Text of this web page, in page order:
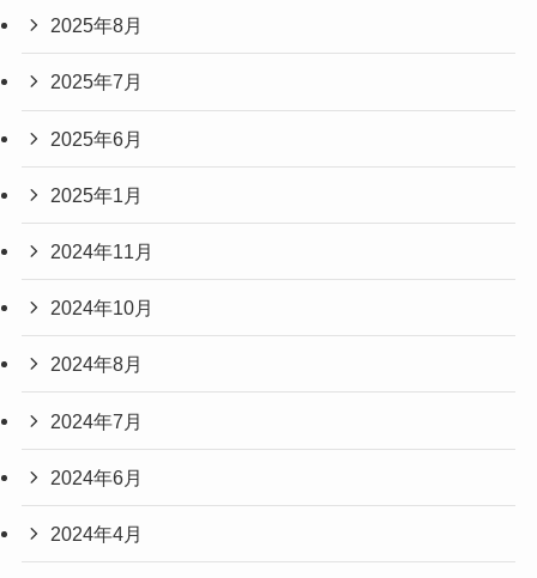
2025年8月
2025年7月
2025年6月
2025年1月
2024年11月
2024年10月
2024年8月
2024年7月
2024年6月
2024年4月